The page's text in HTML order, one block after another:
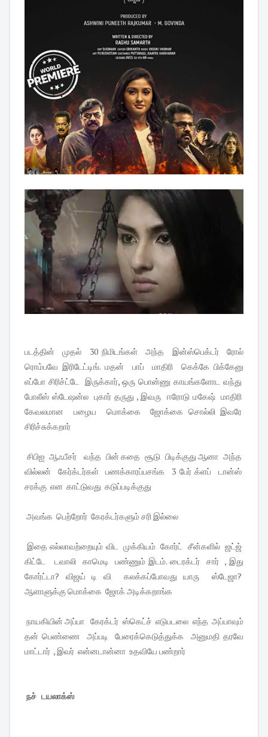
படத்தின் முதல் 30 நிமிடங்கள் அந்த இன்ஸ்பெக்டர் ரோல்
ரொம்பவே இரிடேட்டிங். மதன் பாப் மாதிரி கெக்கே பிக்கேனு
எப்போ சிரிச்ட்டே இருக்கார், ஒரு பொன்ணு காயங்களோட வந்து
போலீஸ் ஸ்டேஷன்ல புகார் தருது , இவரு ஈரோடு மகேஷ் மாதிரி
கேவலமான பழைய மொக்கை ஜோக்கை சொல்லி இவரே
சிரிச்சுக்கறார்
சிபிஐ ஆஃபீசர் வந்த பின் கதை சூடு பிடிக்குது ஆனா அந்த
வில்லன் கேர்க்டர்கள் பணக்காரப்பசங்க 3 பேர் க்ளப் டான்ஸ்
சரக்கு என காட்டுவது கடுப்படிக்குது
அவங்க பெற்றோர் கேரக்டர்களும் சரி இல்லை
இதை எல்லாவற்றையும் விட முக்கியம் கோர்ட் சீன்களில் ஜட்ஜ்
கிட்டே டவாலி காமெடி பண்ணும் இடம். டைரக்டர் சார் , இது
கோர்ட்டா? விஜய் டி வி கலக்கப்போவது யாரு ஸ்டேஜா?
ஆளாளுக்கு மொக்கை ஜோக் அடிக்கறாங்க
நாயகியின் அப்பா கேரக்டர் ஸ்கெட்ச் எடுபடலை எந்த அப்பாவும்
தன் பெண்ணை அப்படி பேரைக்கெடுத்துக்க அனுமதி தரவே
மாட்டார் , இவர் என்னடான்னா உதவியே பண்றார்
நச் டயலாக்ஸ்